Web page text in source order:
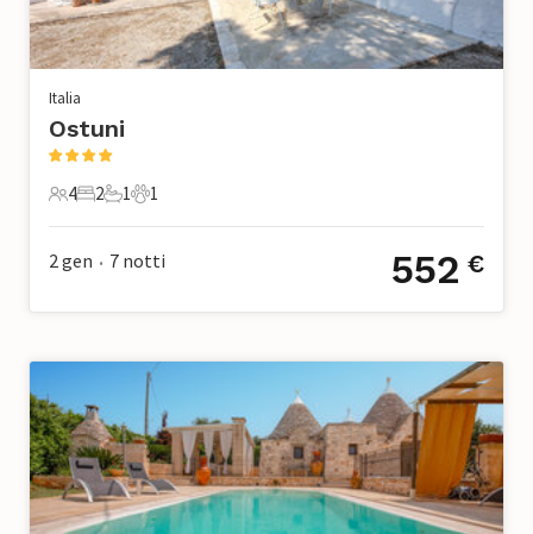
Italia
Ostuni
4 Ospiti
4
2 Camere da letto
2
1 Bagno
1
1 Animale domestico
1
2 gen • 7 notti 552 €